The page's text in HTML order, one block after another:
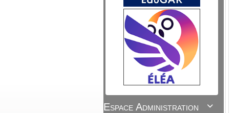

Espace Administration